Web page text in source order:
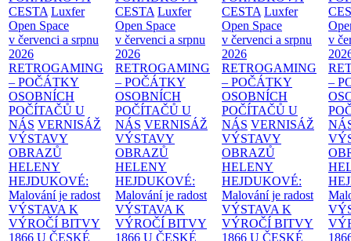
CESTA Luxfer
Open Space
v červenci a srpnu
2026
RETROGAMING
– POČÁTKY
OSOBNÍCH
POČÍTAČŮ U
NÁS VERNISÁŽ
VÝSTAVY
OBRAZŮ
HELENY
HEJDUKOVÉ:
Malování je radost
VÝSTAVA K
VÝROČÍ BITVY
1866 U ČESKÉ
CESTA Luxfer
Open Space
v červenci a srpnu
2026
RETROGAMING
– POČÁTKY
OSOBNÍCH
POČÍTAČŮ U
NÁS VERNISÁŽ
VÝSTAVY
OBRAZŮ
HELENY
HEJDUKOVÉ:
Malování je radost
VÝSTAVA K
VÝROČÍ BITVY
1866 U ČESKÉ
CESTA Luxfer
Open Space
v červenci a srpnu
2026
RETROGAMING
– POČÁTKY
OSOBNÍCH
POČÍTAČŮ U
NÁS VERNISÁŽ
VÝSTAVY
OBRAZŮ
HELENY
HEJDUKOVÉ:
Malování je radost
VÝSTAVA K
VÝROČÍ BITVY
1866 U ČESKÉ
v
–